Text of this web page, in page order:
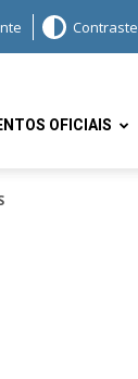
Contraste
OFICIAIS